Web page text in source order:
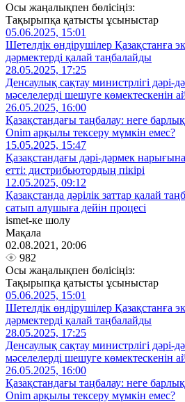
Осы жаңалықпен бөлісіңіз:
Тақырыпқа қатысты ұсыныстар
05.06.2025, 15:01
Шетелдік өндірушілер Қазақстанға
дәрмектерді қалай таңбалайды
28.05.2025, 17:25
Денсаулық сақтау министрлігі дәрі-
мәселелерді шешуге көмектескенін
26.05.2025, 16:00
Қазақстандағы таңбалау: неге
Onim арқылы тексеру мүмкін емес?
15.05.2025, 15:47
Қазақстандағы дәрі-дәрмек
етті: дистрибьютордың пікірі
12.05.2025, 09:12
Қазақстанда дәрілік заттар қалай
сатып алушыға дейін процесі
ismet-ке шолу
Мақала
02.08.2021, 20:06
982
Осы жаңалықпен бөлісіңіз:
Тақырыпқа қатысты ұсыныстар
05.06.2025, 15:01
Шетелдік өндірушілер Қазақстанға
дәрмектерді қалай таңбалайды
28.05.2025, 17:25
Денсаулық сақтау министрлігі дәрі-
мәселелерді шешуге көмектескенін
26.05.2025, 16:00
Қазақстандағы таңбалау: неге
Onim арқылы тексеру мүмкін емес?